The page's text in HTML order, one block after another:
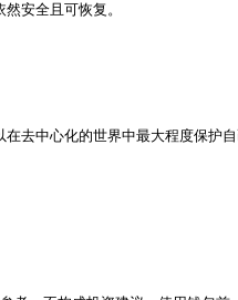
安全且可恢复。
去中心化的世界中最大程度保护